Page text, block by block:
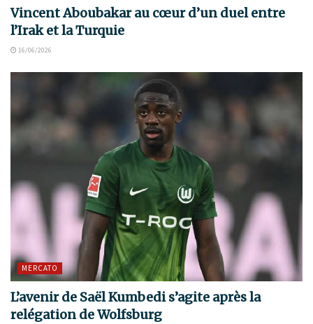
Vincent Aboubakar au cœur d’un duel entre
l’Irak et la Turquie
16/06/2026
MERCATO
L’avenir de Saël Kumbedi s’agite après la
relégation de Wolfsburg